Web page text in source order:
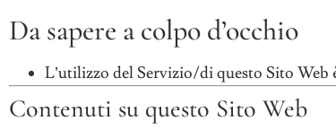
Da sapere a colpo d’occhio
L’utilizzo del Servizio/di questo Sito
Contenuti su questo Sito Web